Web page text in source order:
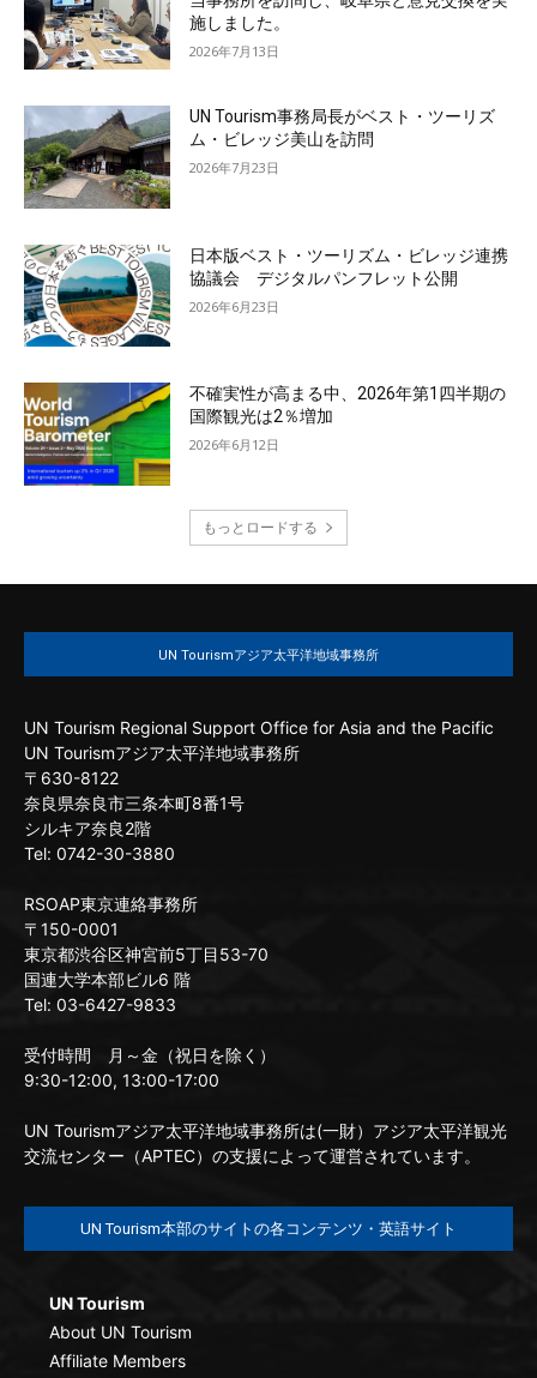
施しました。
2026年7月13日
UN Tourism事務局長がベスト・ツーリズ
ム・ビレッジ美山を訪問
2026年7月23日
日本版ベスト・ツーリズム・ビレッジ連携
協議会 デジタルパンフレット公開
2026年6月23日
不確実性が高まる中、2026年第1四半期の
国際観光は2％増加
2026年6月12日
もっとロードする
UN Tourismアジア太平洋地域事務所
UN Tourism Regional Support Office for Asia and the Pacific
UN Tourismアジア太平洋地域事務所
〒630-8122
奈良県奈良市三条本町8番1号
シルキア奈良2階
Tel: 0742-30-3880
RSOAP東京連絡事務所
〒150-0001
東京都渋谷区神宮前5丁目53-70
国連大学本部ビル6 階
Tel: 03-6427-9833
受付時間 月～金（祝日を除く）
9:30-12:00, 13:00-17:00
UN Tourismアジア太平洋地域事務所は(一財）アジア太平洋観光
交流センター（APTEC）の支援によって運営されています。
UN Tourism本部のサイトの各コンテンツ・英語サイト
UN Tourism
About UN Tourism
Affiliate Members